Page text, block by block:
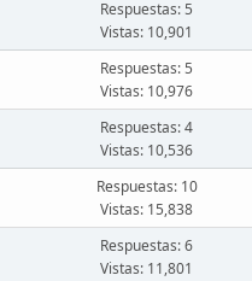
Respuestas: 5
Vistas: 10,901
Respuestas: 5
Vistas: 10,976
Respuestas: 4
Vistas: 10,536
Respuestas: 10
Vistas: 15,838
Respuestas: 6
Vistas: 11,801